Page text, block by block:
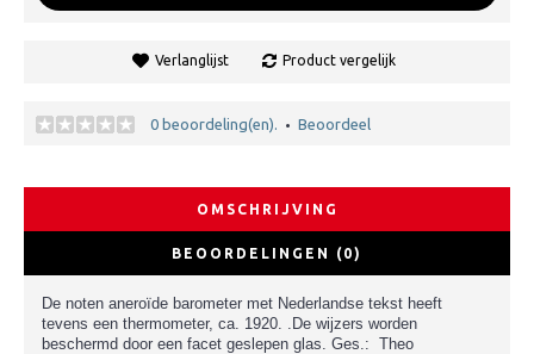
Verlanglijst Product vergelijk
0 beoordeling(en). • Beoordeel
OMSCHRIJVING
BEOORDELINGEN (0)
De noten aneroïde barometer met Nederlandse tekst heeft
tevens een thermometer, ca. 1920. .De wijzers worden
beschermd door een facet geslepen glas. Ges.: Theo